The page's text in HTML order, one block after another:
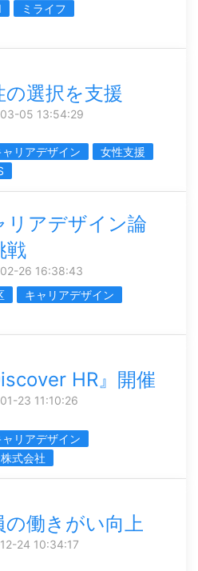
ミライフ
の選択を支援
05 13:54:29
ャリアデザイン
女性支援
リアデザイン論
戦
26 16:38:43
キャリアデザイン
HR』開催
23 11:10:26
ャリアデザイン
式会社
の働きがい向上
24 10:34:17